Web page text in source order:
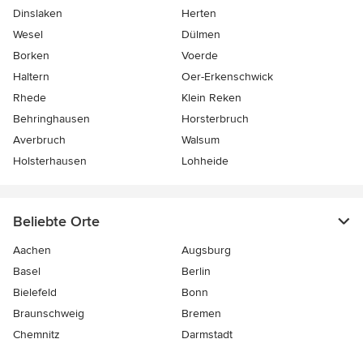
Dinslaken
Herten
Wesel
Dülmen
Borken
Voerde
Haltern
Oer-Erkenschwick
Rhede
Klein Reken
Behringhausen
Horsterbruch
Averbruch
Walsum
Holsterhausen
Lohheide
Beliebte Orte
Aachen
Augsburg
Basel
Berlin
Bielefeld
Bonn
Braunschweig
Bremen
Chemnitz
Darmstadt